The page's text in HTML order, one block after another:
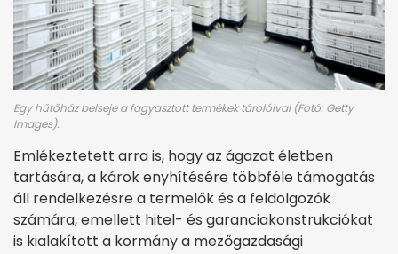
Egy hűtőház belseje a fagyasztott termékek tárolóival (Fotó: Getty
Images).
Emlékeztetett arra is, hogy az ágazat életben
tartására, a károk enyhítésére többféle támogatás
áll rendelkezésre a termelők és a feldolgozók
számára, emellett hitel- és garanciakonstrukciókat
is kialakított a kormány a mezőgazdasági